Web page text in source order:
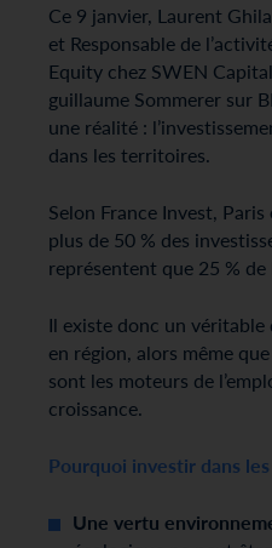
Ce 9 janvier, Laurent
et Responsable de
Equity chez SWEN Capital
guillaume Sommerer sur
une réalité :
dans les territoires.
Selon France Invest,
plus de 50 % des
représentent que 25 % de
Il existe donc un véritable
en région, alors même
sont les moteurs de
croissance.
Pourquoi investir dans
Une vertu